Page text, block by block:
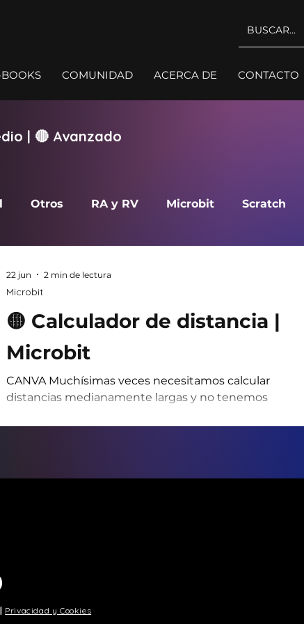
COMUNIDAD ACERCA DE CONTACTO
| 🔴 Avanzado
Otros RA y RV Microbit Scratch
🟡 Calculador de distancia |
Microbit
CANVA Muchísimas veces necesitamos calcular
distancias medianamente largas y no tenemos
mano 🤷‍♂️. Ponernos a medir una distancia de 5
tenemos que ir haciendo marquitas
Microbit
22 jun 2 min de lectura
| Privacidad y Cookies